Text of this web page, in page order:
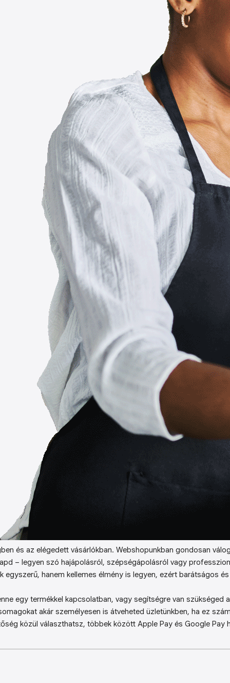
és az elégedett vásárlókban. Webshopunkban gondosan
– legyen szó hajápolásról, szépségápolásról vagy
egyszerű, hanem kellemes élmény is legyen, ezért barátságos
egy termékkel kapcsolatban, vagy segítségre van szükséged
akár személyesen is átveheted üzletünkben, ha ez
közül választhatsz, többek között Apple Pay és Google Pay